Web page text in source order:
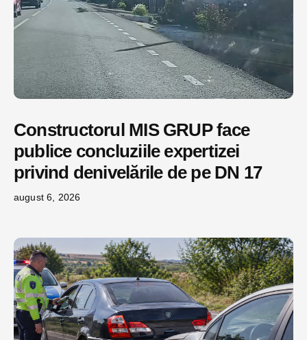
Constructorul MIS GRUP face
publice concluziile expertizei
privind denivelările de pe DN 17
august 6, 2026